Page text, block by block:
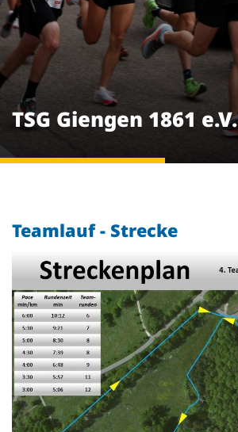
TSG Giengen 1861 e.V.
Teamlauf - Strecke